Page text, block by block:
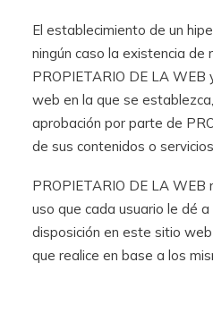
El establecimiento de un
ningún caso la existencia de
PROPIETARIO DE LA
web en la que se
aprobación por parte de
de sus contenidos o
PROPIETARIO DE LA WEB
uso que cada usuario le dé
disposición en este sitio
que realice en base a los